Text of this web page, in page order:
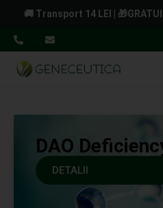
🚚 Transport 14 LEI |
DAO
DETALII